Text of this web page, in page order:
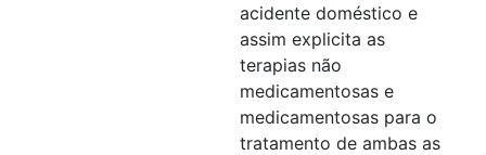
acidente doméstico e
assim explicita as
terapias não
medicamentosas e
medicamentosas para o
tratamento de ambas as